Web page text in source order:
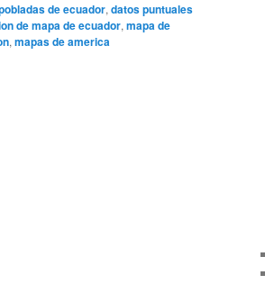
de ecuador, datos puntuales
de mapa de ecuador, mapa de
, mapas de america